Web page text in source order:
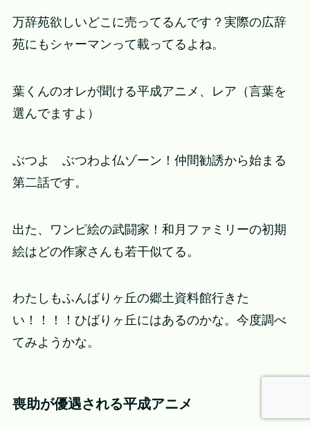
万辞苑欲しいどこに売ってるんです？実際の広辞
苑にもシャーマンって載ってるよね。
葉くんのオレが聞ける平成アニメ、レア（言葉を
選んでますよ）
ぶつよ ぶつわよ仏ゾーン！仲間勧誘から始まる
第二話です。
出た、ワンピ絵の武闘家！和月ファミリーの初期
絵はどの作家さんも若干似てる。
わたしもふんばりヶ丘の郷土資料館行きた
い！！！！ひばりヶ丘にはあるのかな。今度調べ
てみようかな。
喪助が優遇される平成アニメ